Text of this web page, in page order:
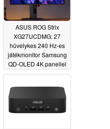
ASUS ROG Strix
XG27UCDMG: 27
hüvelykes 240 Hz-es
játékmonitor Samsung
QD-OLED 4K panellel